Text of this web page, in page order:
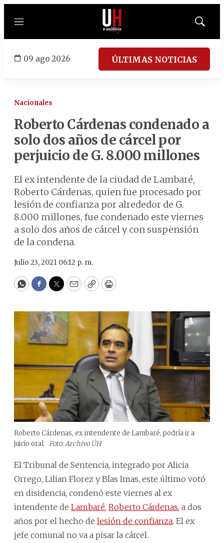
Menú
Mostrar
09 ago 2026 ÚLTIMAS NOTICIAS
Nacionales
Roberto Cárdenas condenado a
solo dos años de cárcel por
perjuicio de G. 8.000 millones
El ex intendente de la ciudad de Lambaré,
Roberto Cárdenas, quien fue procesado por
lesión de confianza por alrededor de G.
8.000 millones, fue condenado este viernes
a solo dos años de cárcel y con suspensión
de la condena.
Julio 23, 2021 06:12 p. m.
WhatsApp
Facebook
Twitter
EmailCopyPrint
Roberto Cárdenas, ex intendente de Lambaré, podría ir a
juicio oral. Foto: Archivo ÚH
El Tribunal de Sentencia, integrado por Alicia
Orrego, Lilian Florez y Blas Imas, este último votó
en disidencia, condenó este viernes al ex
intendente de Lambaré, Roberto Cárdenas, a dos
años por el hecho de lesión de confianza. El ex
jefe comunal no va a pisar la cárcel.